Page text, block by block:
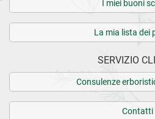
I miei buoni
La mia lista dei
SERVIZIO
Consulenze
Contatti